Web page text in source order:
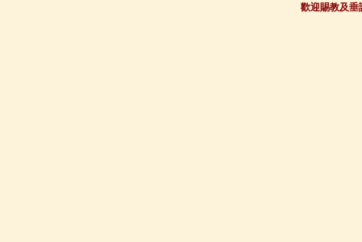
歡迎賜教及垂